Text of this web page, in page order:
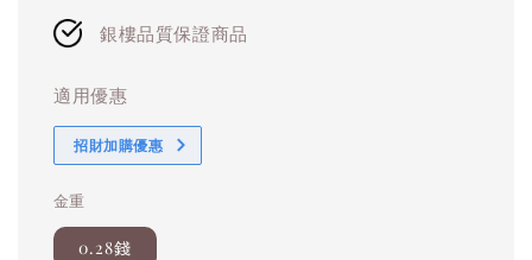
銀樓品質保證商品
適用優惠
招財加購優惠
金重
0.28錢